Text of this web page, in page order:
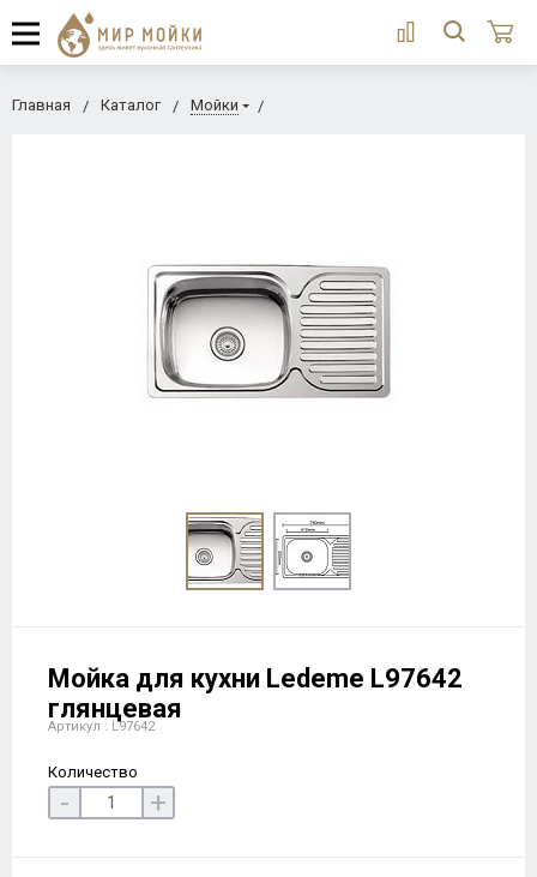
Главная Каталог Мойки
Мойка для кухни Ledeme L97642
глянцевая
Артикул : L97642
Количество
- +